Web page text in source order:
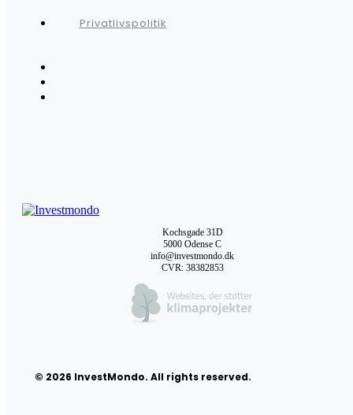
Privatlivspolitik
Kochsgade 31D
5000 Odense C
info@investmondo.dk
CVR: 38382853
© 2026 InvestMondo. All rights reserved.